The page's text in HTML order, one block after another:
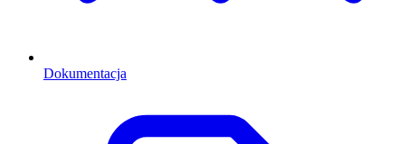
Dokumentacja